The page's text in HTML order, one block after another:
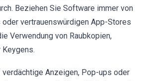
Beziehen Sie Software immer von
vertrauenswürdigen App-Stores
Verwendung von Raubkopien,
verdächtige Anzeigen, Pop-ups oder